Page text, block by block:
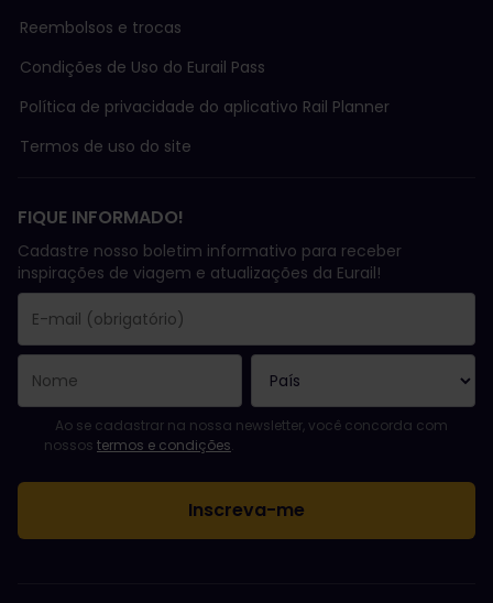
Reembolsos e trocas
Condições de Uso do Eurail Pass
Política de privacidade do aplicativo Rail Planner
Termos de uso do site
FIQUE INFORMADO!
Cadastre nosso boletim informativo para receber
inspirações de viagem e atualizações da Eurail!
Você se inscreveu com sucesso.
O campo endereço de e-mail é obrigatório!
E-mail inválido!
Erro ao assinar o boletim eletrônico. Tente novamente mais
Você já assinou este boletim eletrônico!
Favor concordar com os termos e condições para assinar a
Ao se cadastrar na nossa newsletter, você concorda com
nossos termos e condições.